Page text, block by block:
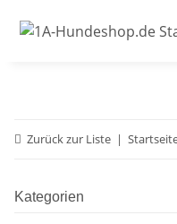
Zurück zur Liste
Kategorien